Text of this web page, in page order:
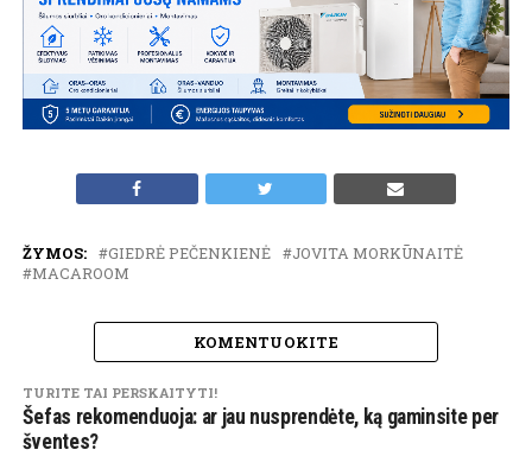
ŽYMOS: GIEDRĖ PEČENKIENĖ
JOVITA MORKŪNAITĖ
MACAROOM
KOMENTUOKITE
TURITE TAI PERSKAITYTI!
Šefas rekomenduoja: ar jau nusprendėte, ką gaminsite per
šventes?